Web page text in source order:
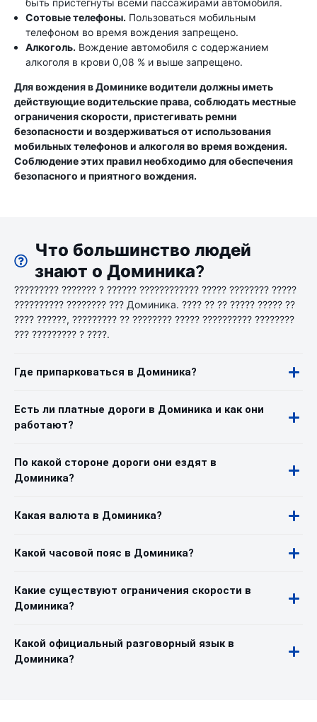
быть пристегнуты всеми пассажирами автомобиля.
Сотовые телефоны. Пользоваться мобильным
телефоном во время вождения запрещено.
Алкоголь. Вождение автомобиля с содержанием
алкоголя в крови 0,08 % и выше запрещено.
Для вождения в Доминике водители должны иметь
действующие водительские права, соблюдать местные
ограничения скорости, пристегивать ремни
безопасности и воздерживаться от использования
мобильных телефонов и алкоголя во время вождения.
Соблюдение этих правил необходимо для обеспечения
безопасного и приятного вождения.
Что большинство людей
знают о Доминика?
????????? ??????? ? ?????? ???????????? ????? ???????? ?????
?????????? ???????? ??? Доминика. ???? ?? ?? ????? ????? ??
???? ??????, ????????? ?? ???????? ????? ?????????? ????????
??? ????????? ? ????.
Где припарковаться в Доминика?
Есть ли платные дороги в Доминика и как они
работают?
По какой стороне дороги они ездят в
Доминика?
Какая валюта в Доминика?
Какой часовой пояс в Доминика?
Какие существуют ограничения скорости в
Доминика?
Какой официальный разговорный язык в
Доминика?